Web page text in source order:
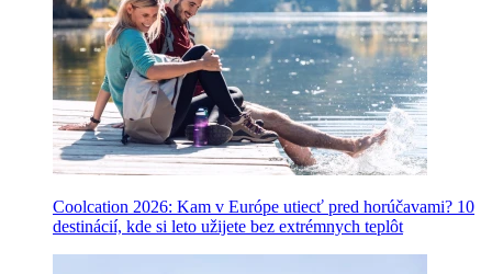
Coolcation 2026: Kam v Európe utiecť pred horúčavami? 10
destinácií, kde si leto užijete bez extrémnych teplôt